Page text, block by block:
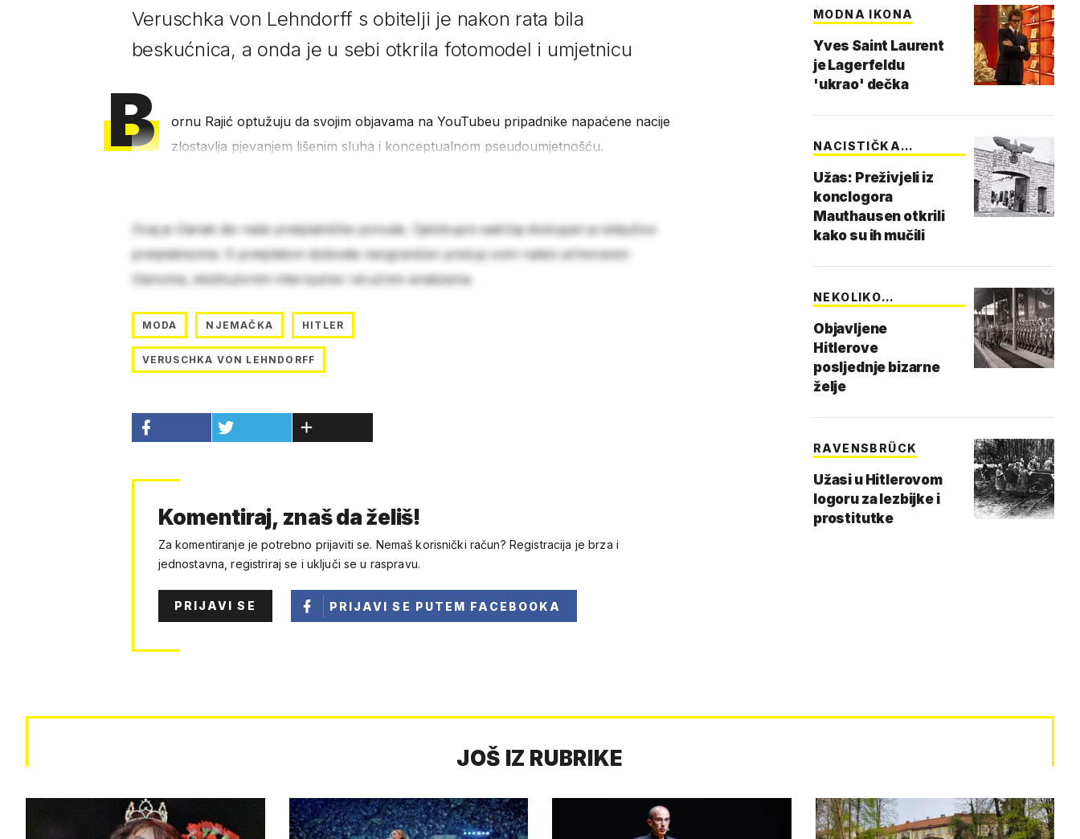
Veruschka von Lehndorff s obitelji je nakon rata bila
beskućnica, a onda je u sebi otkrila fotomodel i umjetnicu
B
ornu Rajić optužuju da svojim objavama na YouTubeu pripadnike napaćene nacije
zlostavlja pjevanjem lišenim sluha i konceptualnom pseudoumjetnošću.
Ovaj je članak dio naše pretplatničke ponude. Cjelokupni sadržaj dostupan je isključivo
pretplatnicima. S pretplatom dobivate neograničen pristup svim našim arhiviranim
člancima, ekskluzivnim intervjuima i stručnim analizama.
MODA NJEMAČKA HITLER
VERUSCHKA VON LEHNDORFF
Komentiraj, znaš da želiš!
Za komentiranje je potrebno prijaviti se. Nemaš korisnički račun? Registracija je brza i
jednostavna, registriraj se i uključi se u raspravu.
PRIJAVI SE PRIJAVI SE PUTEM FACEBOOKA
MODNA IKONA
Yves Saint Laurent
je Lagerfeldu
'ukrao' dečka
NACISTIČKA
Užas: Preživjeli iz
konclogora
Mauthausen otkrili
kako su ih mučili
NEKOLIKO
Objavljene
Hitlerove
posljednje bizarne
želje
RAVENSBRÜCK
Užasi u Hitlerovom
logoru za lezbijke i
prostitutke
JOŠ IZ RUBRIKE